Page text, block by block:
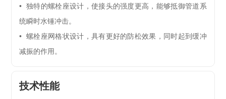
• 独特的螺栓座设计，使接头的强度更高，能够抵御管道系
统瞬时水锤冲击。
• 螺栓座网格状设计，具有更好的防松效果，同时起到缓冲
减振的作用。
技术性能